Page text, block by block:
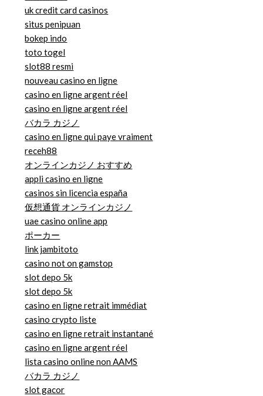
uk credit card casinos
situs penipuan
bokep indo
toto togel
slot88 resmi
nouveau casino en ligne
casino en ligne argent réel
casino en ligne argent réel
バカラ カジノ
casino en ligne qui paye vraiment
receh88
オンラインカジノ おすすめ
appli casino en ligne
casinos sin licencia españa
仮想通貨 オンラインカジノ
uae casino online app
ポーカー
link jambitoto
casino not on gamstop
slot depo 5k
slot depo 5k
casino en ligne retrait immédiat
casino crypto liste
casino en ligne retrait instantané
casino en ligne argent réel
lista casino online non AAMS
バカラ カジノ
slot gacor